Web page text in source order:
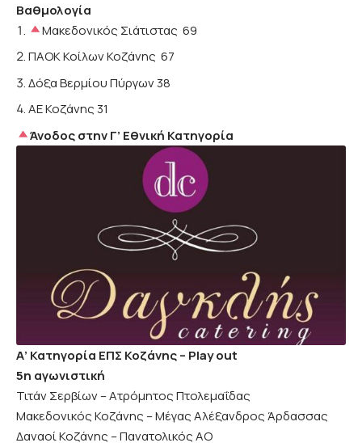
Βαθμολογία
Μακεδονικός Σιάτιστας 69
ΠΑΟΚ Κοίλων Κοζάνης 67
Δόξα Βερμίου Πύργων 38
ΑΕ Κοζάνης 31
Άνοδος στην Γ’ Εθνική Κατηγορία
Α’ Κατηγορία ΕΠΣ Κοζάνης – Play out
5η αγωνιστική
Τιτάν Σερβίων – Ατρόμητος Πτολεμαΐδας
Μακεδονικός Κοζάνης – Μέγας Αλέξανδρος Άρδασσας
Δαναοί Κοζάνης – Πανατολικός ΑΟ